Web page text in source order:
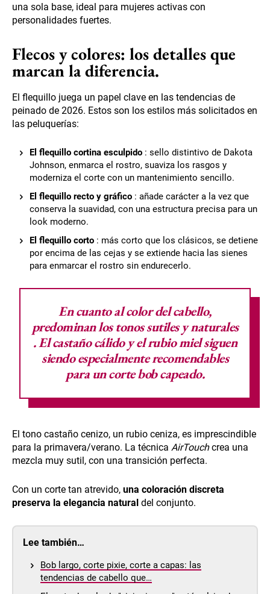
una sola base, ideal para mujeres activas con
personalidades fuertes.
Flecos y colores: los detalles que
marcan la diferencia.
El flequillo juega un papel clave en las tendencias de
peinado de 2026. Estos son los estilos más solicitados en
las peluquerías:
El flequillo cortina esculpido : sello distintivo de Dakota
Johnson, enmarca el rostro, suaviza los rasgos y
moderniza el corte con un mantenimiento sencillo.
El flequillo recto y gráfico : añade carácter a la vez que
conserva la suavidad, con una estructura precisa para un
look moderno.
El flequillo corto : más corto que los clásicos, se detiene
por encima de las cejas y se extiende hacia las sienes
para enmarcar el rostro sin endurecerlo.
En cuanto al color del cabello,
predominan los tonos sutiles y naturales
. El castaño cálido y el rubio miel siguen
siendo especialmente recomendables
para un corte bob capeado.
El tono castaño cenizo, un rubio ceniza, es imprescindible
para la primavera/verano. La técnica AirTouchcrea una
mezcla muy sutil, con una transición perfecta.
Con un corte tan atrevido, una coloración discreta
preserva la elegancia natural del conjunto.
Lee también…
Bob largo, corte pixie, corte a capas: las
tendencias de cabello que…